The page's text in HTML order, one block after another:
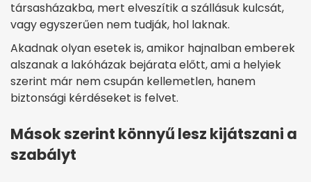
társasházakba, mert elveszítik a szállásuk kulcsát,
vagy egyszerűen nem tudják, hol laknak.
Akadnak olyan esetek is, amikor hajnalban emberek
alszanak a lakóházak bejárata előtt, ami a helyiek
szerint már nem csupán kellemetlen, hanem
biztonsági kérdéseket is felvet.
Mások szerint könnyű lesz kijátszani a
szabályt